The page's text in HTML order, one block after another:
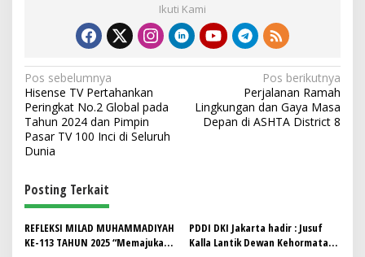
Ikuti Kami
N
a
v
i
a
s
i
Pos sebelumnya
Hisense TV Pertahankan
Peringkat No.2 Global pada
Tahun 2024 dan Pimpin
Pasar TV 100 Inci di Seluruh
Dunia
Pos berikutnya
Perjalanan Ramah
Lingkungan dan Gaya Masa
Depan di ASHTA District 8
Posting Terkait
REFLEKSI MILAD MUHAMMADIYAH
KE-113 TAHUN 2025 “Memajukan
PDDI DKI Jakarta hadir : Jusuf
Kalla Lantik Dewan Kehormatan